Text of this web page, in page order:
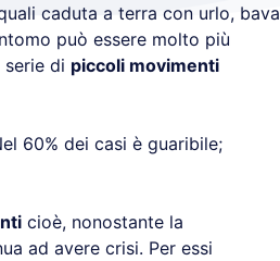
caduta a terra con urlo, bava
può essere molto più
di piccoli movimenti
60% dei casi è guaribile;
cioè, nonostante la
ad avere crisi. Per essi